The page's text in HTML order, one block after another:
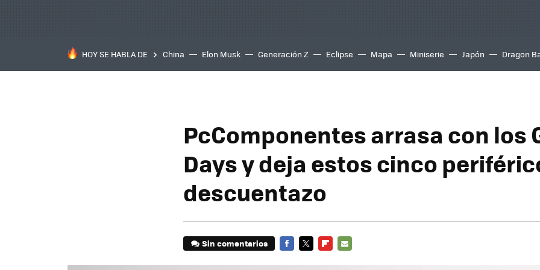
HOY SE HABLA DE China Elon Musk Generación Z Eclipse Mapa Miniserie Japón Dragon
PcComponentes arrasa con los
Days y deja estos cinco
descuentazo
Sin comentarios